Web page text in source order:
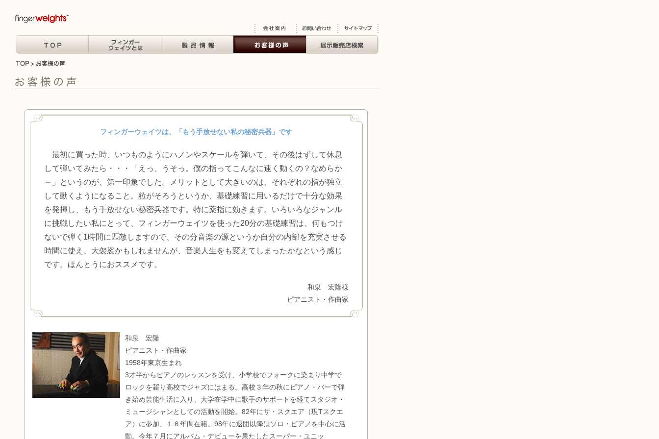
フィンガーウェイツは、「もう手放せない私の秘密兵器」です
最初に買った時、いつものようにハノンやスケールを弾いて、その後はずして休息
して弾いてみたら・・・「えっ、うそっ。僕の指ってこんなに速く動くの？なめらか
～」というのが、第一印象でした。メリットとして大きいのは、それぞれの指が独立
して動くようになること。粒がそろうというか、基礎練習に用いるだけで十分な効果
を発揮し、もう手放せない秘密兵器です。特に薬指に効きます。いろいろなジャンル
に挑戦したい私にとって、フィンガーウェイツを使った20分の基礎練習は、何もつけ
ないで弾く1時間に匹敵しますので、その分音楽の源というか自分の内部を充実させる
時間に使え、大袈裟かもしれませんが、音楽人生をも変えてしまったかなという感じ
です。ほんとうにおススメです。
和泉 宏隆様
ピアニスト・作曲家
和泉 宏隆
ピアニスト・作曲家
1958年東京生まれ
3才半からピアノのレッスンを受け、小学校でフォークに染まり中学で
ロックを齧り高校でジャズにはまる。高校３年の秋にピアノ・バーで弾
き始め芸能生活に入り、大学在学中に歌手のサポートを経てスタジオ・
ミュージシャンとしての活動を開始。82年にザ・スクエア（現Tスクエ
ア）に参加、１６年間在籍。98年に退団以降はソロ・ピアノを中心に活
動。今年７月にアルバム・デビューを果たしたスーパー・ユニッ